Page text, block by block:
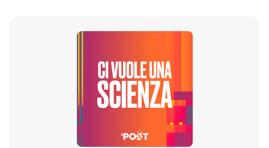
Mondiali calcio 2026